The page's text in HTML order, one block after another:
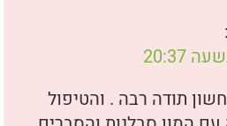
תודה רבה . והטיפול